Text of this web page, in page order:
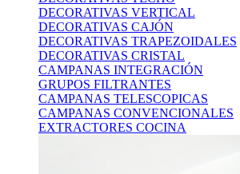
DECORATIVAS VERTICAL
DECORATIVAS CAJÓN
DECORATIVAS TRAPEZOIDALES
DECORATIVAS CRISTAL
CAMPANAS INTEGRACIÓN
GRUPOS FILTRANTES
CAMPANAS TELESCOPICAS
CAMPANAS CONVENCIONALES
EXTRACTORES COCINA